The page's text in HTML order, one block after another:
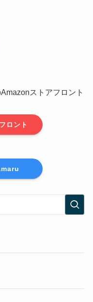
ストアフロント
ロント